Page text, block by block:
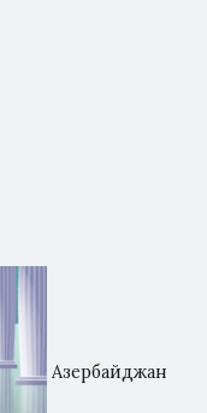
Азербайджан